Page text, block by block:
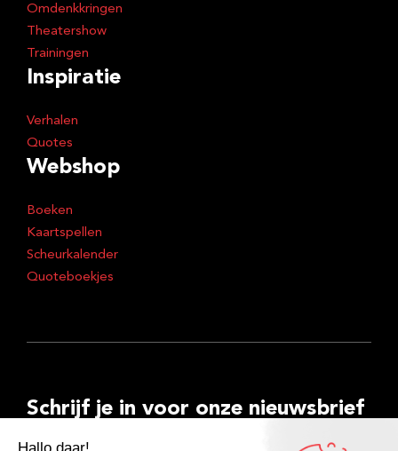
Omdenkkringen
Theatershow
Trainingen
Inspiratie
Verhalen
Quotes
Webshop
Boeken
Kaartspellen
Scheurkalender
Quoteboekjes
Schrijf je in voor onze nieuwsbrief